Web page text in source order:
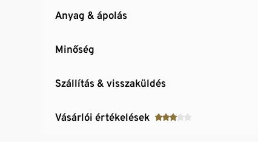
Anyag & ápolás
Minőség
Szállítás & visszaküldés
Vásárlói értékelések